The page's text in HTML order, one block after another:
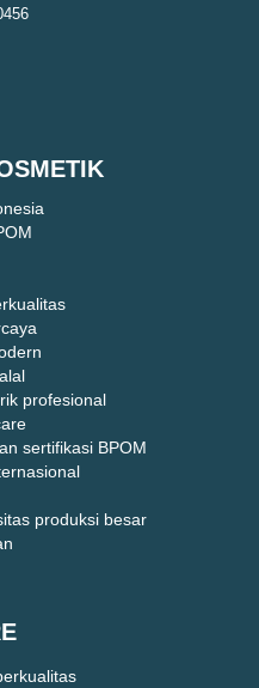
profesional
sertifikasi BPOM
produksi besar